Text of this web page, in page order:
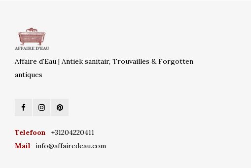
Affaire d'Eau | Antiek sanitair, Trouvailles & Forgotten
antiques
Telefoon
+31204220411
Mail
info@affairedeau.com